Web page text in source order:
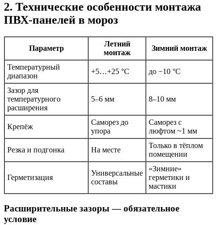
2. Технические особенности монтажа
ПВХ-панелей в мороз
Параметр
Летний
монтаж
Зимний монтаж
Температурный
диапазон
+5…+25 °C до −10 °C
Зазор для
температурного
расширения
5–6 мм 8–10 мм
Крепёж
Саморез до
упора
Саморез с
люфтом ~1 мм
Резка и подгонка На месте
Только в тёплом
помещении
Герметизация
Универсальные
составы
«Зимние»
герметики и
мастики
Расширительные зазоры — обязательное
условие